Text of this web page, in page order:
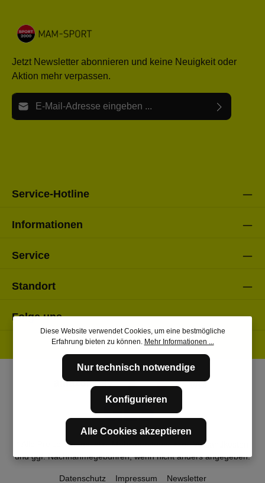
Jetzt Newsletter abonnieren und keine Neuigkeit oder
Aktion mehr verpassen.
E-Mail-Adresse*
Service-Hotline
Informationen
Service
Standort
Folge uns
* Alle Preise inkl. gesetzl. Mehrwertsteuer zzgl.Versandkosten
und ggf. Nachnahmegebühren, wenn nicht anders angegeben.
Datenschutz Impressum Newsletter
Diese Website verwendet Cookies, um eine bestmögliche
Erfahrung bieten zu können. Mehr Informationen ...
Nur technisch notwendige
Konfigurieren
Alle Cookies akzeptieren